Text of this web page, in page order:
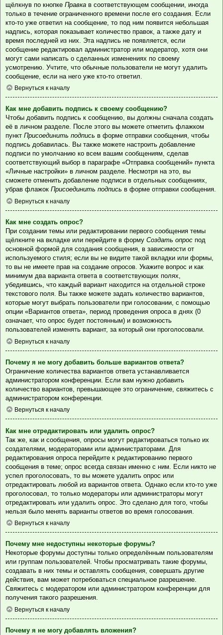
щёлкнув по кнопке Правка в соответствующем сообщении, иногда
только в течение ограниченного времени после его создания. Если
кто-то уже ответил на сообщение, то под ним появится небольшая
надпись, которая показывает количество правок, а также дату и
время последней из них. Эта надпись не появляется, если
сообщение редактировал администратор или модератор, хотя они
могут сами написать о сделанных изменениях по своему
усмотрению. Учтите, что обычные пользователи не могут удалить
сообщение, если на него уже кто-то ответил.
Вернуться к началу
Как мне добавить подпись к своему сообщению?
Чтобы добавить подпись к сообщению, вы должны сначала создать
её в личном разделе. После этого вы можете отметить флажком
пункт Присоединить подпись в форме отправки сообщения, чтобы
подпись добавилась. Вы также можете настроить добавление
подписи по умолчанию ко всем вашим сообщениям, сделав
соответствующий выбор в параграфе «Отправка сообщений» пункта
«Личные настройки» в личном разделе. Несмотря на это, вы
сможете отменить добавление подписи в отдельных сообщениях,
убрав флажок Присоединить подпись в форме отправки сообщения.
Вернуться к началу
Как мне создать опрос?
При создании темы или редактировании первого сообщения темы
щёлкните на вкладке или перейдите в форму Создать опрос под
основной формой для создания сообщения, в зависимости от
используемого стиля; если вы не видите такой вкладки или формы,
то вы не имеете прав на создание опросов. Укажите вопрос и как
минимум два варианта ответа в соответствующих полях,
убедившись, что каждый вариант находится на отдельной строке
текстового поля. Вы также можете задать количество вариантов,
которые могут выбрать пользователи при голосовании, с помощью
опции «Вариантов ответа», период проведения опроса в днях (0
означает, что опрос будет постоянным) и возможность
пользователей изменять вариант, за который они проголосовали.
Вернуться к началу
Почему я не могу добавить больше вариантов ответа?
Ограничение количества вариантов ответа устанавливается
администратором конференции. Если вам нужно добавить
количество вариантов, превышающее это ограничение, свяжитесь с
администратором конференции.
Вернуться к началу
Как мне отредактировать или удалить опрос?
Так же, как и сообщения, опросы могут редактироваться только их
создателями, модераторами или администраторами. Для
редактирования опроса перейдите к редактированию первого
сообщения в теме; опрос всегда связан именно с ним. Если никто не
успел проголосовать, то вы можете удалить опрос или
отредактировать любой из вариантов ответа. Однако если кто-то уже
проголосовал, то только модераторы или администраторы могут
отредактировать или удалить опрос. Это сделано для того, чтобы
нельзя было менять варианты ответов во время голосования.
Вернуться к началу
Почему мне недоступны некоторые форумы?
Некоторые форумы доступны только определённым пользователям
или группам пользователей. Чтобы просматривать такие форумы,
создавать в них темы и оставлять сообщения, совершать другие
действия, вам может потребоваться специальное разрешение.
Свяжитесь с модератором или администратором конференции для
получения такого разрешения.
Вернуться к началу
Почему я не могу добавлять вложения?